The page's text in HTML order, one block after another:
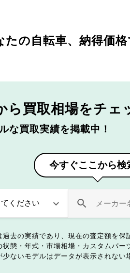
たの自転車、 納得価
ら 買取相場をチェ
な買取実績を掲載中！
今すぐここから検
去の実績であり、現在の査定額を保
態・年式・市場相場・カスタムパー
ないモデルはデータが表示されない